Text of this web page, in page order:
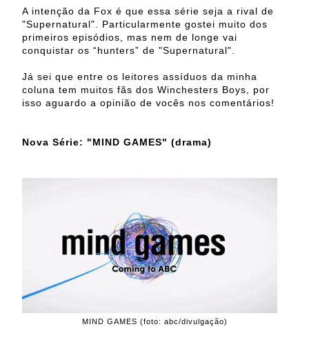
A intenção da Fox é que essa série seja a rival de
"Supernatural". Particularmente gostei muito dos
primeiros episódios, mas nem de longe vai
conquistar os “hunters” de "Supernatural".
Já sei que entre os leitores assíduos da minha
coluna tem muitos fãs dos Winchesters Boys, por
isso aguardo a opinião de vocês nos comentários!
Nova Série: "MIND GAMES" (drama)
MIND GAMES (foto: abc/divulgação)